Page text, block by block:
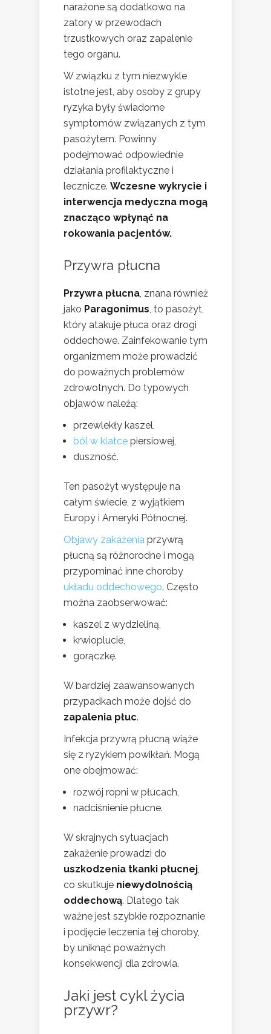
narażone są dodatkowo na
zatory w przewodach
trzustkowych oraz zapalenie
tego organu.
W związku z tym niezwykle
istotne jest, aby osoby z grupy
ryzyka były świadome
symptomów związanych z tym
pasożytem. Powinny
podejmować odpowiednie
działania profilaktyczne i
lecznicze. Wczesne wykrycie i
interwencja medyczna mogą
znacząco wpłynąć na
rokowania pacjentów.
Przywra płucna
Przywra płucna , znana również
jako Paragonimus , to pasożyt,
który atakuje płuca oraz drogi
oddechowe. Zainfekowanie tym
organizmem może prowadzić
do poważnych problemów
zdrowotnych. Do typowych
objawów należą:
przewlekły kaszel,
ból w klatce piersiowej,
duszność.
Ten pasożyt występuje na
całym świecie, z wyjątkiem
Europy i Ameryki Północnej.
Objawy zakażenia przywrą
płucną są różnorodne i mogą
przypominać inne choroby
układu oddechowego. Często
można zaobserwować:
kaszel z wydzieliną,
krwioplucie,
gorączkę.
W bardziej zaawansowanych
przypadkach może dojść do
zapalenia płuc.
Infekcja przywrą płucną wiąże
się z ryzykiem powikłań. Mogą
one obejmować:
rozwój ropni w płucach,
nadciśnienie płucne.
W skrajnych sytuacjach
zakażenie prowadzi do
uszkodzenia tkanki płucnej
co skutkuje niewydolnością
oddechową. Dlatego tak
ważne jest szybkie rozpoznanie
i podjęcie leczenia tej choroby,
by uniknąć poważnych
konsekwencji dla zdrowia.
Jaki jest cykl życia
przywr?